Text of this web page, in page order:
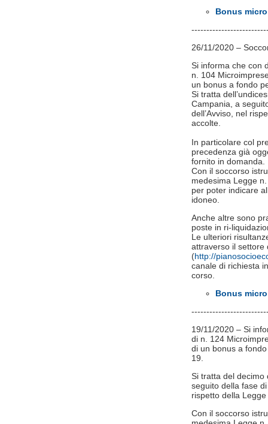
Bonus
26/11/2020 –
Si informa che con
n. 104
un bonus a fondo
Si tratta
Campania, a
dell’Avviso, nel
accolte.
In particolare col
precedenza già
fornito in domanda.
Con il soccorso
medesima Legge
per poter indicare
idoneo.
Anche altre sono
poste in ri-
Le ulteriori
attraverso il settore
(http://
canale di richiesta
corso.
Bonus
19/11/2020 – Si
di n. 124
di un bonus a
19.
Si tratta del decimo
seguito della fase di
rispetto della
Con il soccorso